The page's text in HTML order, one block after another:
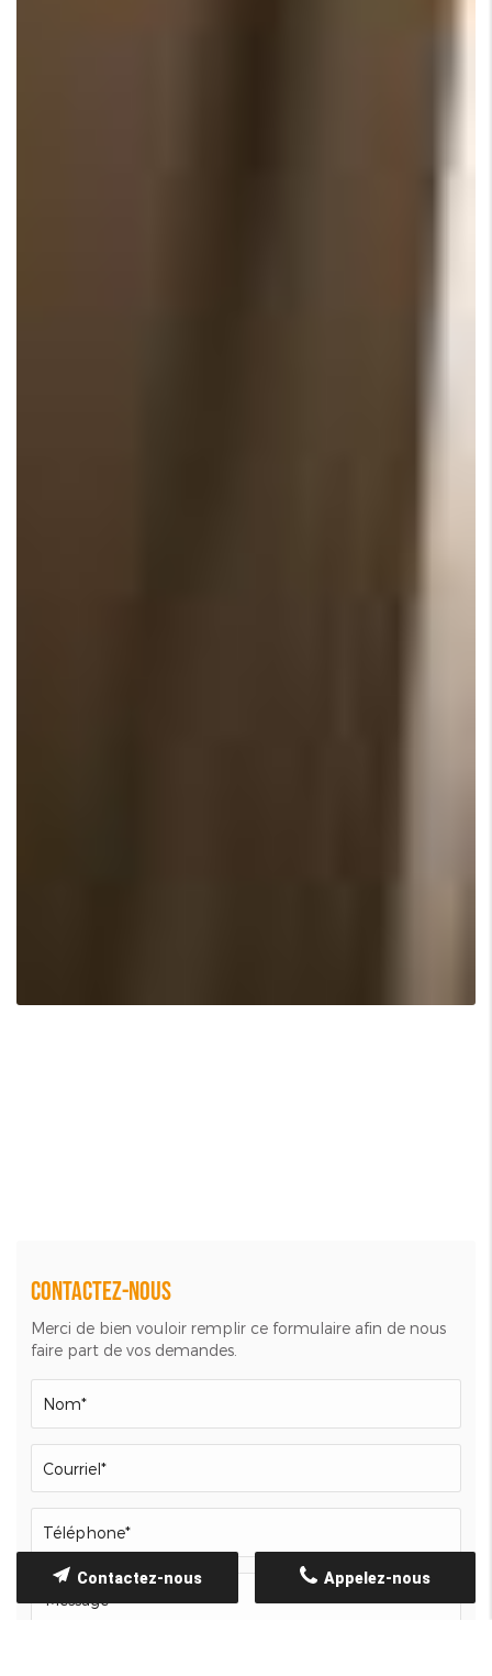
Contactez-nous
Merci de bien vouloir remplir ce formulaire afin de nous
faire part de vos demandes.
Appelez-nous
Contactez-nous